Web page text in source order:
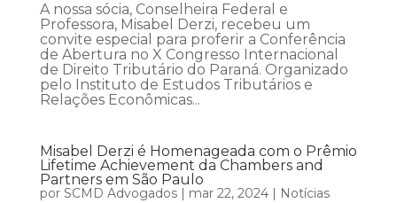
A nossa sócia, Conselheira Federal e
Professora, Misabel Derzi, recebeu um
convite especial para proferir a Conferência
de Abertura no X Congresso Internacional
de Direito Tributário do Paraná. Organizado
pelo Instituto de Estudos Tributários e
Relações Econômicas...
Misabel Derzi é Homenageada com o Prêmio
Lifetime Achievement da Chambers and
Partners em São Paulo
por SCMD Advogados| mar 22, 2024| Notícias